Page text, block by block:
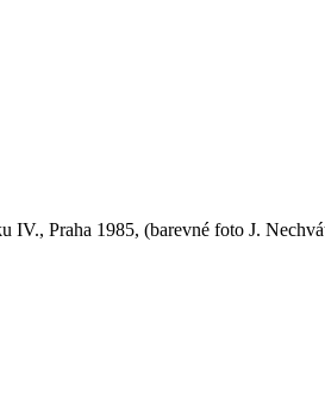
IV., Praha 1985, (barevné foto J.